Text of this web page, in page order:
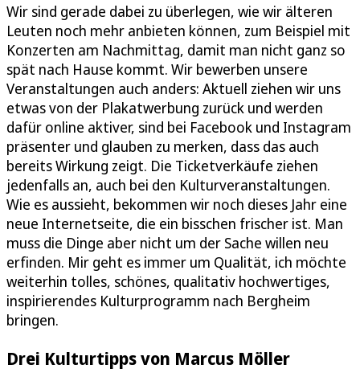
Wir sind gerade dabei zu überlegen, wie wir älteren
Leuten noch mehr anbieten können, zum Beispiel mit
Konzerten am Nachmittag, damit man nicht ganz so
spät nach Hause kommt. Wir bewerben unsere
Veranstaltungen auch anders: Aktuell ziehen wir uns
etwas von der Plakatwerbung zurück und werden
dafür online aktiver, sind bei Facebook und Instagram
präsenter und glauben zu merken, dass das auch
bereits Wirkung zeigt. Die Ticketverkäufe ziehen
jedenfalls an, auch bei den Kulturveranstaltungen.
Wie es aussieht, bekommen wir noch dieses Jahr eine
neue Internetseite, die ein bisschen frischer ist. Man
muss die Dinge aber nicht um der Sache willen neu
erfinden. Mir geht es immer um Qualität, ich möchte
weiterhin tolles, schönes, qualitativ hochwertiges,
inspirierendes Kulturprogramm nach Bergheim
bringen.
Drei Kulturtipps von Marcus Möller